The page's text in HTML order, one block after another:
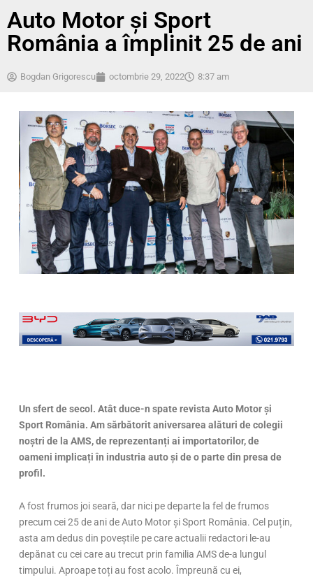
Auto Motor și Sport
România a împlinit 25 de ani
Bogdan Grigorescu octombrie 29, 2022 8:37 am
Un sfert de secol. Atât duce-n spate revista Auto Motor și
Sport România. Am sărbătorit aniversarea alături de colegii
noștri de la AMS, de reprezentanți ai importatorilor, de
oameni implicați în industria auto și de o parte din presa de
profil.
A fost frumos joi seară, dar nici pe departe la fel de frumos
precum cei 25 de ani de Auto Motor și Sport România. Cel puțin,
asta am dedus din poveștile pe care actualii redactori le-au
depănat cu cei care au trecut prin familia AMS de-a lungul
timpului. Aproape toți au fost acolo. Împreună cu ei,